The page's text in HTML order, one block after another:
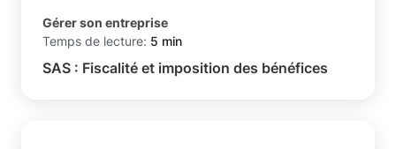
Gérer son entreprise
Temps de lecture: 5 min
SAS : Fiscalité et imposition des bénéfices